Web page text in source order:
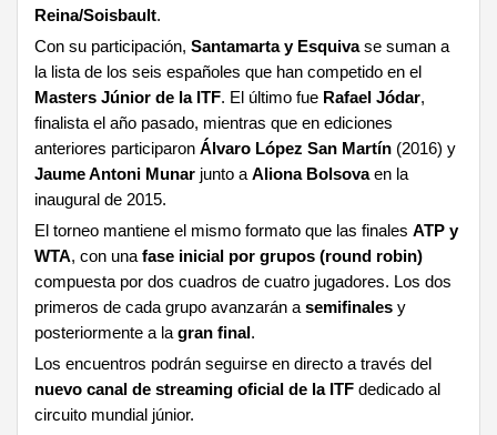
Reina/Soisbault.
Con su participación, Santamarta y Esquivase suman a
la lista de los seis españoles que han competido en el
Masters Júnior de la ITF. El último fue Rafael Jódar,
finalista el año pasado, mientras que en ediciones
anteriores participaron Álvaro López San Martín (2016) y
Jaume Antoni Munar junto a Aliona Bolsovaen la
inaugural de 2015.
El torneo mantiene el mismo formato que las finales ATP y
WTA, con una fase inicial por grupos (round robin)
compuesta por dos cuadros de cuatro jugadores. Los dos
primeros de cada grupo avanzarán a semifinales y
posteriormente a la gran final .
Los encuentros podrán seguirse en directo a través del
nuevo canal de streaming oficial de la ITF dedicado al
circuito mundial júnior.